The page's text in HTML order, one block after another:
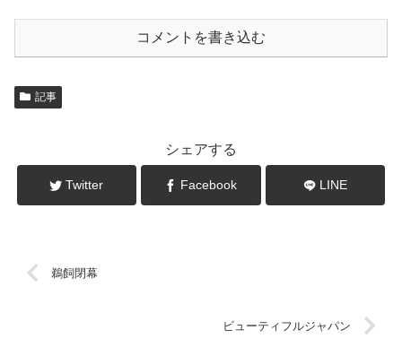
コメントを書き込む
記事
シェアする
Twitter Facebook LINE
鵜飼閉幕
ビューティフルジャパン